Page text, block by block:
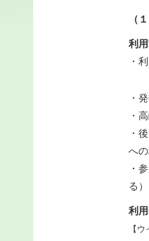
（
利
・
・
・
・
へ
・
る）
利
【